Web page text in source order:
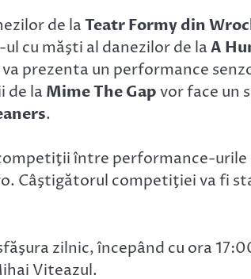
de laTeatr Formy din
cu măşti al danezilor de laA
prezenta un performance
de la Mime The Gapvor face un
.
între performance-
Câştigătorul competiţiei va fi
zilnic, începând cu ora
Viteazul.